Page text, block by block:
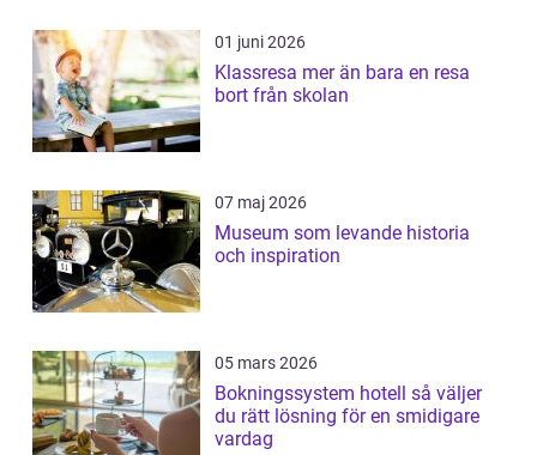
01 juni 2026
Klassresa mer än bara en resa
bort från skolan
07 maj 2026
Museum som levande historia
och inspiration
05 mars 2026
Bokningssystem hotell så väljer
du rätt lösning för en smidigare
vardag